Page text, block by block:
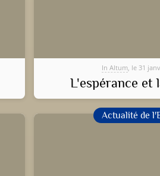
In Altum, le 31
L'espérance et
Actualité de